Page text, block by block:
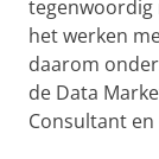
tegenwoordig
het werken
daarom
de Data
Consultant en